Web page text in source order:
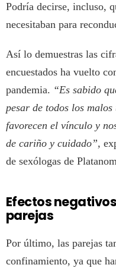
Podría decirse, incluso,
necesitaban para
Así lo demuestras las
encuestados ha vuelto
pandemia. “Es sabido
pesar de todos los
favorecen el vínculo y
de cariño y cuidado”,
de sexólogas de
Efectos
parejas
Por último, las parejas
confinamiento, ya que